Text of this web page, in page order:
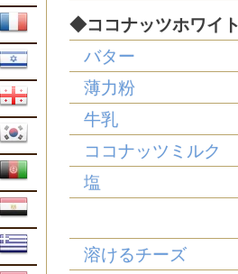
◆ココナッツホワイ
バター
薄力粉
牛乳
ココナッツミルク
塩
溶けるチーズ